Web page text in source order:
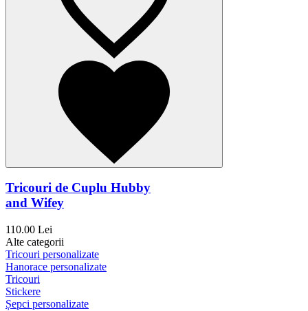
Tricouri de Cuplu Hubby
and Wifey
110.00 Lei
Alte categorii
Tricouri personalizate
Hanorace personalizate
Tricouri
Stickere
Șepci personalizate